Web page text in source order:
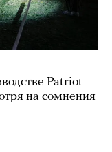
Patriot
на сомнения